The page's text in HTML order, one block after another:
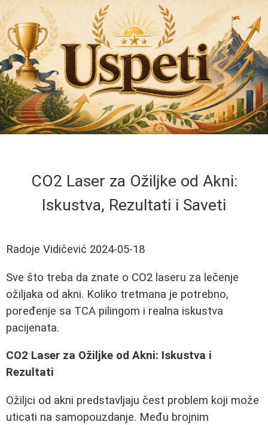
CO2 Laser za Ožiljke od Akni:
Iskustva, Rezultati i Saveti
Radoje Vidičević 2024-05-18
Sve što treba da znate o CO2 laseru za lečenje
ožiljaka od akni. Koliko tretmana je potrebno,
poređenje sa TCA pilingom i realna iskustva
pacijenata.
CO2 Laser za Ožiljke od Akni: Iskustva i
Rezultati
Ožiljci od akni predstavljaju čest problem koji može
uticati na samopouzdanje. Među brojnim